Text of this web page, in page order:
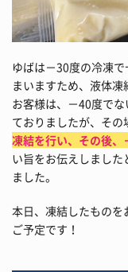
ゆばは－30度の冷凍
まいますため、液体凍
お客様は、－40度で
ておりましたが、その
凍結を行い、その後
い旨をお伝えしまし
ました。
本日、凍結したものを
ご予定です！